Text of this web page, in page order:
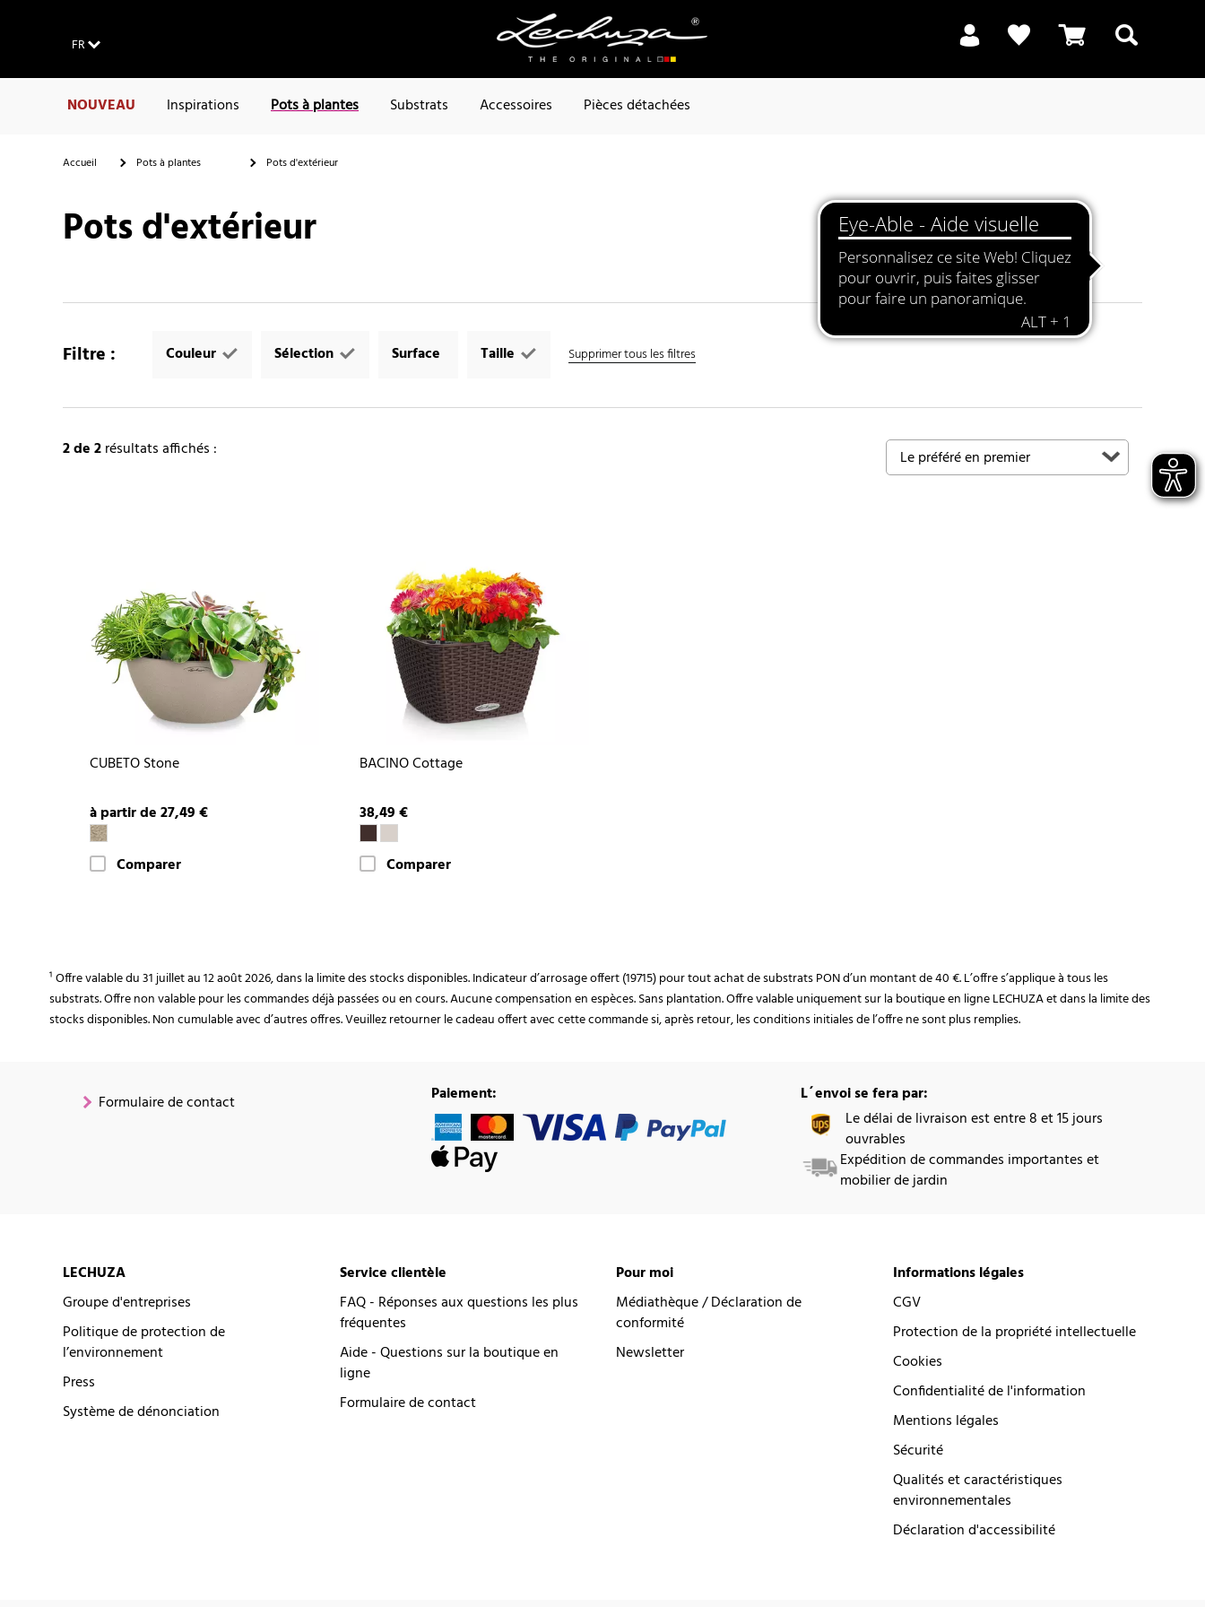
FR
NOUVEAU Inspirations Pots à plantes Substrats Accessoires Pièces détachées
Accueil Pots à plantes Pots d'extérieur
Pots d'extérieur
Filtre : Couleur Sélection Surface Taille Supprimer tous les filtres
2de 2résultats affichés :
CUBETO Stone
à partir de 27,49 €
Comparer
BACINO Cottage
38,49 €
Comparer
¹ Offre valable du 31 juillet au 12 août 2026, dans la limite des stocks disponibles. Indicateur d’arrosage offert (19715) pour tout achat de substrats PON d’un montant de 40 €. L’offre s’applique à tous les
substrats. Offre non valable pour les commandes déjà passées ou en cours. Aucune compensation en espèces. Sans plantation. Offre valable uniquement sur la boutique en ligne LECHUZA et dans la limite des
stocks disponibles. Non cumulable avec d’autres offres. Veuillez retourner le cadeau offert avec cette commande si, après retour, les conditions initiales de l’offre ne sont plus remplies.
Formulaire de contact Paiement:
L´envoi se fera par:
Le délai de livraison est entre 8 et 15 jours
ouvrables
Expédition de commandes importantes et
mobilier de jardin
LECHUZA
Groupe d'entreprises
Politique de protection de
l’environnement
Press
Système de dénonciation
Service clientèle
FAQ - Réponses aux questions les plus
fréquentes
Aide - Questions sur la boutique en
ligne
Formulaire de contact
Pour moi
Médiathèque / Déclaration de
conformité
Newsletter
Informations légales
CGV
Protection de la propriété intellectuelle
Cookies
Confidentialité de l'information
Mentions légales
Sécurité
Qualités et caractéristiques
environnementales
Déclaration d'accessibilité